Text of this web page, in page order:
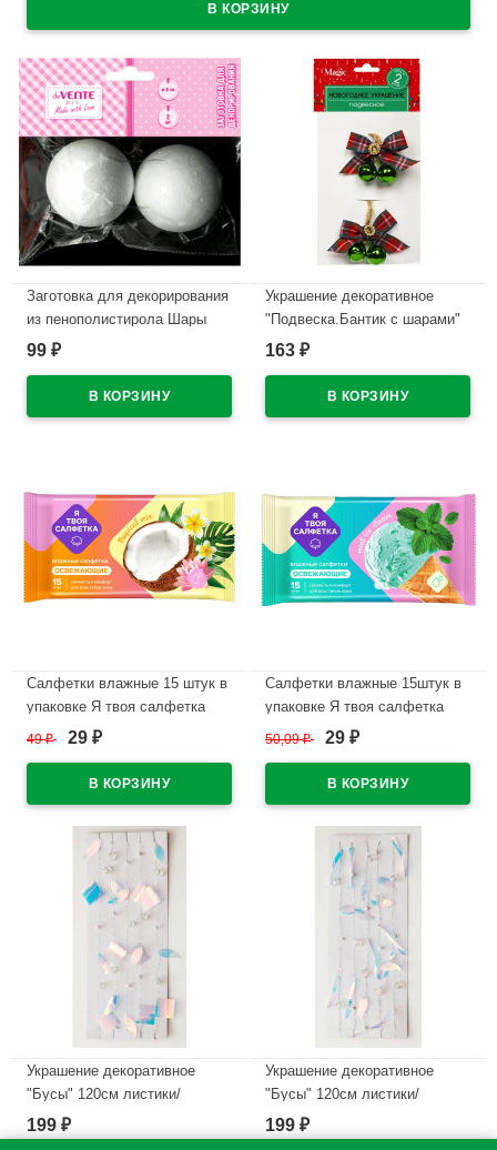
Заготовка для декорирования
из пенополистирола Шары
2шт d-80мм deVENTE
99 ₽
Украшение декоративное
"Подвеска.Бантик с шарами"
2шт/наб. зеленый 8x5x2см
163 ₽
Салфетки влажные 15 штук в
упаковке Я твоя салфетка
Tropical mix Освежающие
49₽ 29 ₽
Салфетки влажные 15штук в
упаковке Я твоя салфетка
Mint ice cream Освежающие
50,09₽ 29 ₽
Украшение декоративное
"Бусы" 120см листики/
квадратики арт.86400
199 ₽
Украшение декоративное
"Бусы" 120см листики/
палочки арт.86401
199 ₽